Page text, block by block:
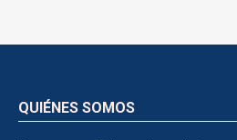
QUIÉNES SOMOS